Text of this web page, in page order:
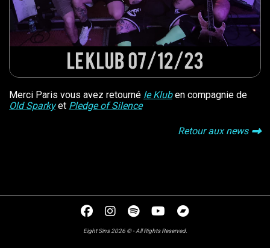
Merci Paris vous avez retourné le Kluben compagnie de
Old Sparkyet Pledge of Silence
Retour aux news
Eight Sins 2026 © - All Rights Reserved.